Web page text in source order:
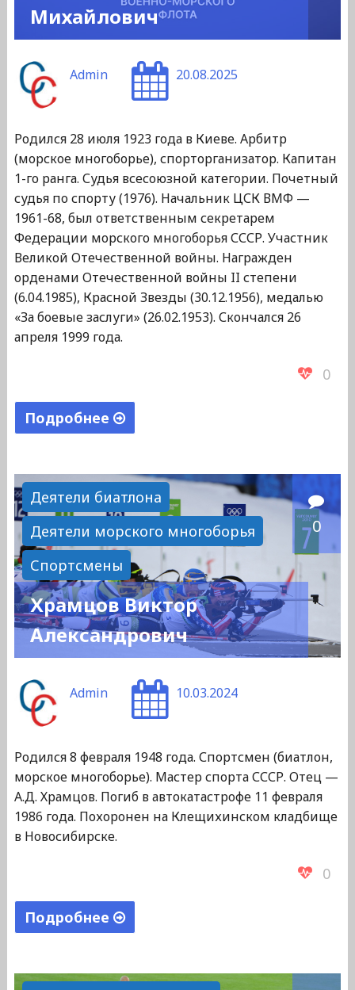
Михайлович
Admin 20.08.2025
Родился 28 июля 1923 года в Киеве. Арбитр
(морское многоборье), спорторганизатор. Капитан
1-го ранга. Судья всесоюзной категории. Почетный
судья по спорту (1976). Начальник ЦСК ВМФ —
1961-68, был ответственным секретарем
Федерации морского многоборья СССР. Участник
Великой Отечественной войны. Награжден
орденами Отечественной войны II степени
(6.04.1985), Красной Звезды (30.12.1956), медалью
«За боевые заслуги» (26.02.1953). Скончался 26
апреля 1999 года.
0
Подробнее
Михайлович"
Деятели биатлона
Деятели морского многоборья
Спортсмены
0
Храмцов Виктор
Александрович
Admin 10.03.2024
Родился 8 февраля 1948 года. Спортсмен (биатлон,
морское многоборье). Мастер спорта СССР. Отец —
А.Д. Храмцов. Погиб в автокатастрофе 11 февраля
1986 года. Похоронен на Клещихинском кладбище
в Новосибирске.
0
Подробнее